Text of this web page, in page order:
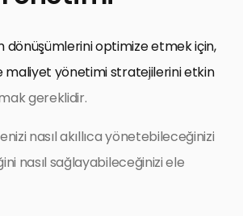
optimize etmek için,
maliyet yönetimi stratejilerini etkin
gereklidir.
nasıl akıllıca yönetebileceğinizi
nasıl sağlayabileceğinizi ele